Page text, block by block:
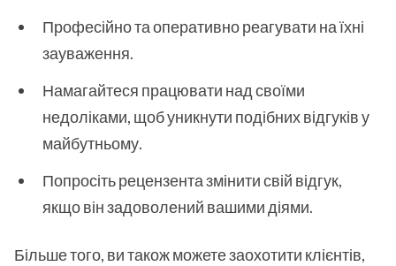
Професійно та оперативно реагувати на їхні
зауваження.
Намагайтеся працювати над своїми
недоліками, щоб уникнути подібних відгуків у
майбутньому.
Попросіть рецензента змінити свій відгук,
якщо він задоволений вашими діями.
Більше того, ви також можете заохотити клієнтів,